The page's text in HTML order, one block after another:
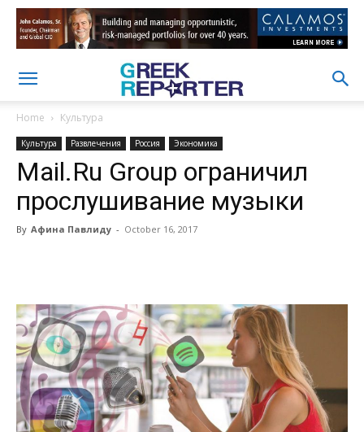
Home Культура
Культура Развлечения Россия Экономика
Mail.Ru Group ограничил
прослушивание музыки
By Афина Павлиду - October 16, 2017